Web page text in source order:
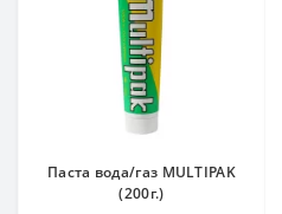
Паста вода/газ MULTIPAK
(200г.)